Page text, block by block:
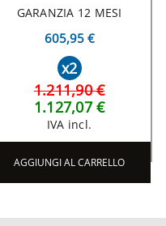
GARANZIA 12 MESI
605,95 €
x2
1.211,90 €
1.127,07 €
IVA incl.
AGGIUNGI AL CARRELLO